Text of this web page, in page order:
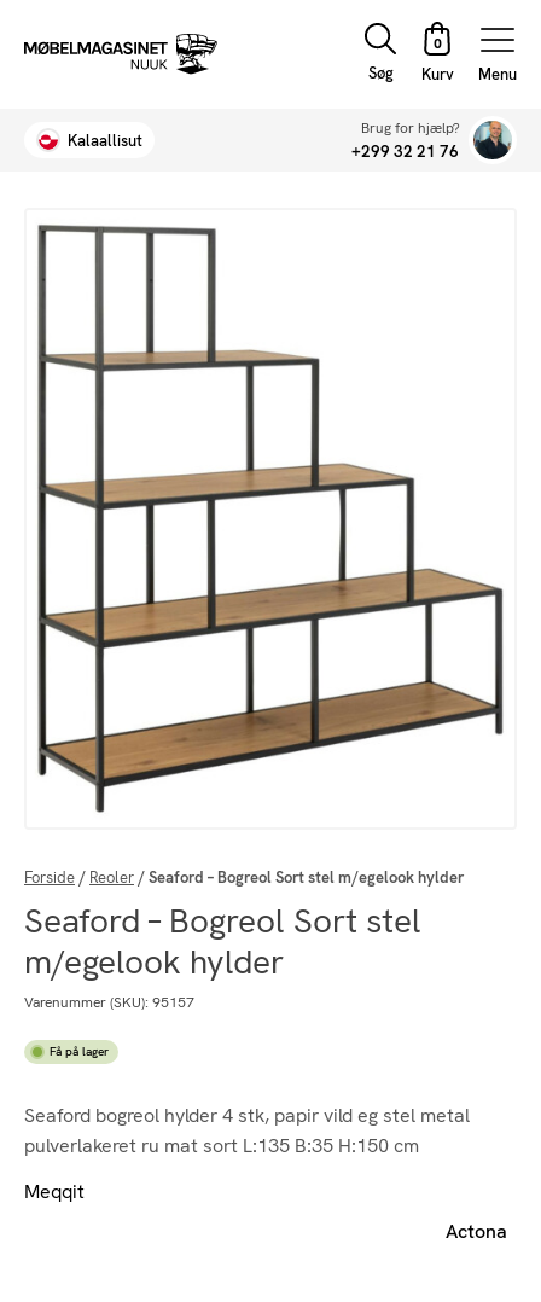
Søg Menu
Kalaallisut
Brug for hjælp?
+299 32 21 76
Forside / Reoler /Seaford – Bogreol Sort stel m/egelook hylder
Seaford – Bogreol Sort stel
m/egelook hylder
Varenummer (SKU): 95157
Få på lager
Seaford bogreol hylder 4 stk, papir vild eg stel metal
pulverlakeret ru mat sort L:135 B:35 H:150 cm
Meqqit
Actona